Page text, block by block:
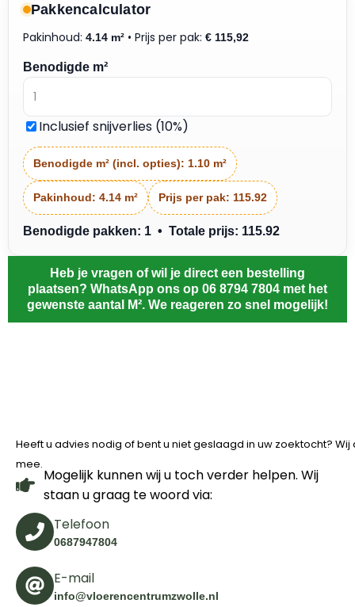
Pakkencalculator
Pakinhoud: 4.14 m² • Prijs per pak: € 115,92
Benodigde m²
Inclusief snijverlies (10%)
Benodigde m² (incl. opties): 1.10 m²
Pakinhoud: 4.14 m² Prijs per pak: 115.92
Benodigde pakken: 1 • Totale prijs: 115.92
Heb je vragen of wil je direct een bestelling
plaatsen? WhatsApp ons op 06 8794 7804 met het
gewenste aantal M². We reageren zo snel mogelijk!
Heeft u advies nodig of bent u niet geslaagd in uw zoektocht?
mee.
Mogelijk kunnen wij u toch verder helpen. Wij
staan u graag te woord via:
Telefoon
0687947804
E-mail
info@vloerencentrumzwolle.nl